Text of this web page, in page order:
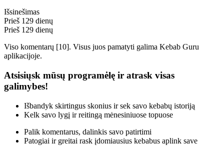
Išsinešimas
Prieš 129 dienų
Prieš 129 dienų
Viso komentarų [10]. Visus juos pamatyti galima Kebab Guru
aplikacijoje.
Atsisiųsk mūsų programėlę ir atrask visas
galimybes!
Išbandyk skirtingus skonius ir sek savo kebabų istoriją
Kelk savo lygį ir reitingą mėnesiniuose topuose
Palik komentarus, dalinkis savo patirtimi
Patogiai ir greitai rask įdomiausius kebabus aplink save